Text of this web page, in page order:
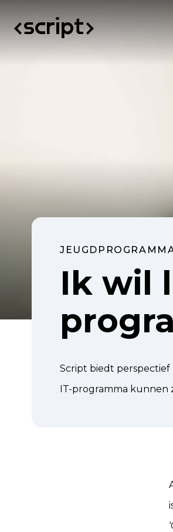
Ik wil
Script biedt perspectief
IT-programma kunnen